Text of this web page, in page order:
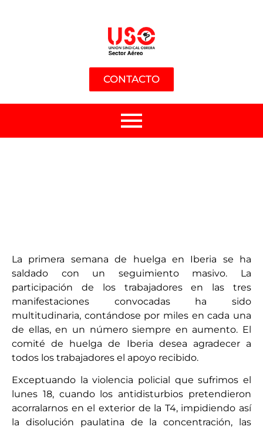
CONTACTO
La primera semana de huelga en Iberia se ha
saldado con un seguimiento masivo. La
participación de los trabajadores en las tres
manifestaciones convocadas ha sido
multitudinaria, contándose por miles en cada una
de ellas, en un número siempre en aumento. El
comité de huelga de Iberia desea agradecer a
todos los trabajadores el apoyo recibido.
Exceptuando la violencia policial que sufrimos el
lunes 18, cuando los antidisturbios pretendieron
acorralarnos en el exterior de la T4, impidiendo así
la disolución paulatina de la concentración, las